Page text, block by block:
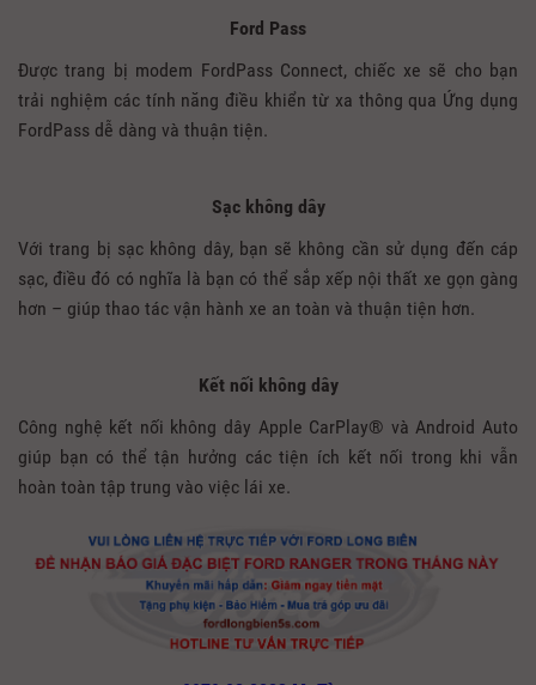
Ford Pass
Được trang bị modem FordPass Connect, chiếc xe sẽ cho bạn
trải nghiệm các tính năng điều khiển từ xa thông qua Ứng dụng
FordPass dễ dàng và thuận tiện.
Sạc không dây
Với trang bị sạc không dây, bạn sẽ không cần sử dụng đến cáp
sạc, điều đó có nghĩa là bạn có thể sắp xếp nội thất xe gọn gàng
hơn – giúp thao tác vận hành xe an toàn và thuận tiện hơn.
Kết nối không dây
Công nghệ kết nối không dây Apple CarPlay® và Android Auto
giúp bạn có thể tận hưởng các tiện ích kết nối trong khi vẫn
hoàn toàn tập trung vào việc lái xe.